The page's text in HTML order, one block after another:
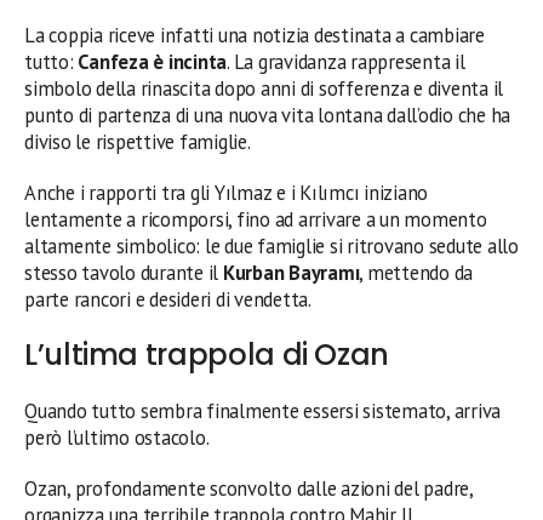
La coppia riceve infatti una notizia destinata a cambiare
tutto: Canfeza è incinta. La gravidanza rappresenta il
simbolo della rinascita dopo anni di sofferenza e diventa il
punto di partenza di una nuova vita lontana dall’odio che ha
diviso le rispettive famiglie.
Anche i rapporti tra gli Yılmaz e i Kılımcı iniziano
lentamente a ricomporsi, fino ad arrivare a un momento
altamente simbolico: le due famiglie si ritrovano sedute allo
stesso tavolo durante il Kurban Bayramı, mettendo da
parte rancori e desideri di vendetta.
L’ultima trappola di Ozan
Quando tutto sembra finalmente essersi sistemato, arriva
però l’ultimo ostacolo.
Ozan, profondamente sconvolto dalle azioni del padre,